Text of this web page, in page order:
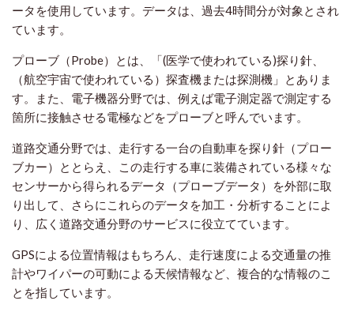
ータを使用しています。データは、過去4時間分が対象とされ
ています。
プローブ（Probe）とは、「(医学で使われている)探り針、
（航空宇宙で使われている）探査機または探測機」とありま
す。また、電子機器分野では、例えば電子測定器で測定する
箇所に接触させる電極などをプローブと呼んでいます。
道路交通分野では、走行する一台の自動車を探り針（プロー
ブカー）ととらえ、この走行する車に装備されている様々な
センサーから得られるデータ（プローブデータ）を外部に取
り出して、さらにこれらのデータを加工・分析することによ
り、広く道路交通分野のサービスに役立てています。
GPSによる位置情報はもちろん、走行速度による交通量の推
計やワイパーの可動による天候情報など、複合的な情報のこ
とを指しています。